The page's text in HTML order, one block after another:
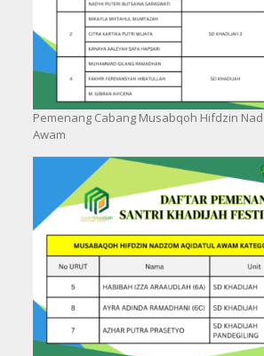
Pemenang Cabang Musabqoh Hifdzin
Awam